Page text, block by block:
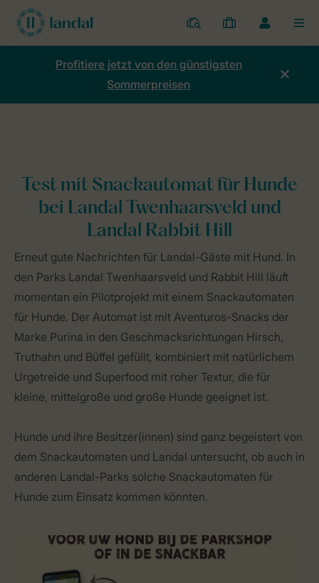
Ferienparks
Meine
Buchungen
Dropdown-
Menü
Kontos
Profitiere jetzt von den günstigsten
Sommerpreisen
Test mit Snackautomat für Hunde
bei Landal Twenhaarsveld und
Landal Rabbit Hill
Erneut gute Nachrichten für Landal-Gäste mit Hund. In
den Parks Landal Twenhaarsveld und Rabbit Hill läuft
momentan ein Pilotprojekt mit einem Snackautomaten
für Hunde. Der Automat ist mit Aventuros-Snacks der
Marke Purina in den Geschmacksrichtungen Hirsch,
Truthahn und Büffel gefüllt, kombiniert mit natürlichem
Urgetreide und Superfood mit roher Textur, die für
kleine, mittelgroße und große Hunde geeignet ist.
Hunde und ihre Besitzer(innen) sind ganz begeistert von
dem Snackautomaten und Landal untersucht, ob auch in
anderen Landal-Parks solche Snackautomaten für
Hunde zum Einsatz kommen könnten.